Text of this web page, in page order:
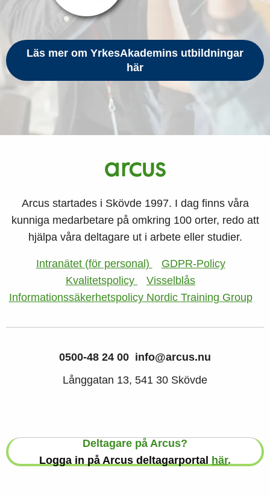
Läs mer om YrkesAkademins utbildningar
här
Arcus startades i Skövde 1997. I dag finns våra
kunniga medarbetare på omkring 100 orter, redo att
hjälpa våra deltagare ut i arbete eller studier.
Intranätet (för personal)
GDPR-Policy
Kvalitetspolicy
Visselblås
Informationssäkerhetspolicy Nordic Training Group
0500-48 24 00 info@arcus.nu
Långgatan 13, 541 30 Skövde
Deltagare på Arcus?
Logga in på Arcus deltagarportal
här.